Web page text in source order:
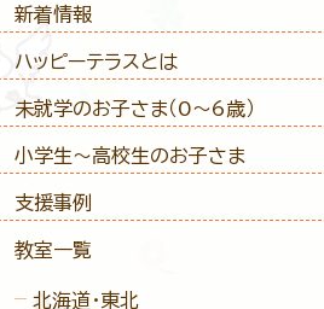
新着情報
ハッピーテラスとは
未就学のお子さま（0〜6歳）
小学生〜高校生のお子さま
支援事例
教室一覧
北海道・東北